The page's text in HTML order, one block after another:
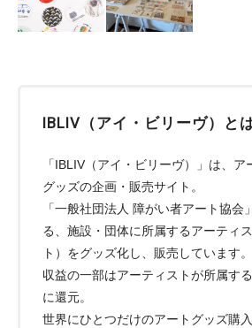
IBLIV（アイ・ビリーヴ）と
「IBLIV（アイ・ビリーヴ）」は、ア
グッズの企画・販売サイト。
「一般社団法人 障がい者アート協会
る、施設・団体に所属するアーティ
ト）をグッズ化し、販売しています。
収益の一部はアーティストが所属す
に還元。
世界にひとつだけのアートグッズ購